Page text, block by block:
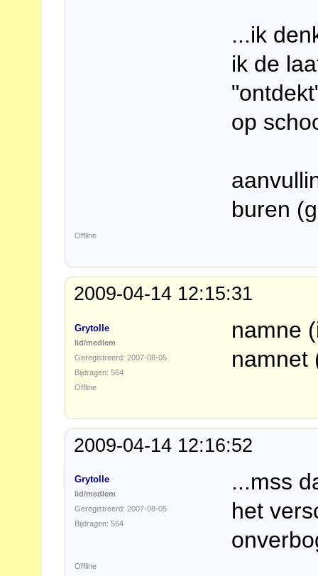
...ik
ik de
op
buren
Offline
2009-04-14 12:15:31
Grytolle
lid/medlem
Geregistreerd: 2007-08-05
Bijdragen: 564
namne
namnet
Offline
2009-04-14 12:16:52
Grytolle
lid/medlem
Geregistreerd: 2007-08-05
Bijdragen: 564
...mss
het
Offline